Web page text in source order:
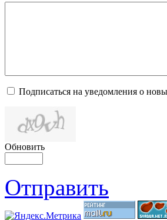
Подписаться на уведомления о
Обновить
Отправить